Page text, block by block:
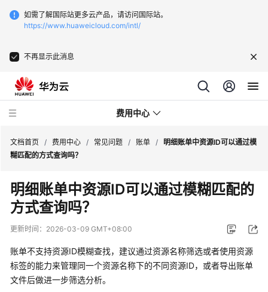
如需了解国际站更多云产品，请访问国际站。
https://www.huaweicloud.com/intl/
不再显示此消息
费用中心
最
新
动
快
速
入
门
文档首页 / 费用中心 / 常见问题 / 账单 /
明细账单中资源ID可以通过模
糊匹配的方式查询吗？
明细账单中资源ID可以通过模糊匹配的
方式查询吗？
更新时间： 2026-03-09 GMT+08:00
账单不支持资源ID模糊查找，建议通过资源名称筛选或者使用资源
标签的能力来管理同一个资源名称下的不同资源ID，或者导出账单
文件后做进一步筛选分析。